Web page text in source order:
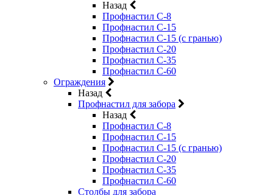
Назад
Профнастил С-8
Профнастил С-15
Профнастил С-15 (с гранью)
Профнастил С-20
Профнастил С-35
Профнастил С-60
Ограждения
Назад
Профнастил для забора
Назад
Профнастил С-8
Профнастил С-15
Профнастил С-15 (с гранью)
Профнастил С-20
Профнастил С-35
Профнастил С-60
Столбы для забора